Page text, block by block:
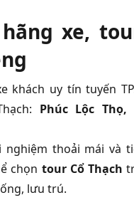
xe,
khách uy tín tuyến
Phúc Lộc Thọ,
nghiệm thoải mái và
chọn tour Cổ Thạch
lưu trú.